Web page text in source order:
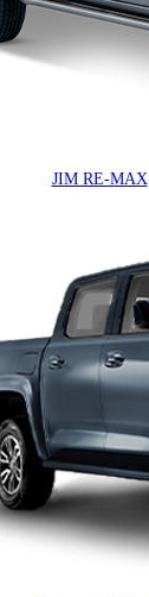
JIM RE-MAX